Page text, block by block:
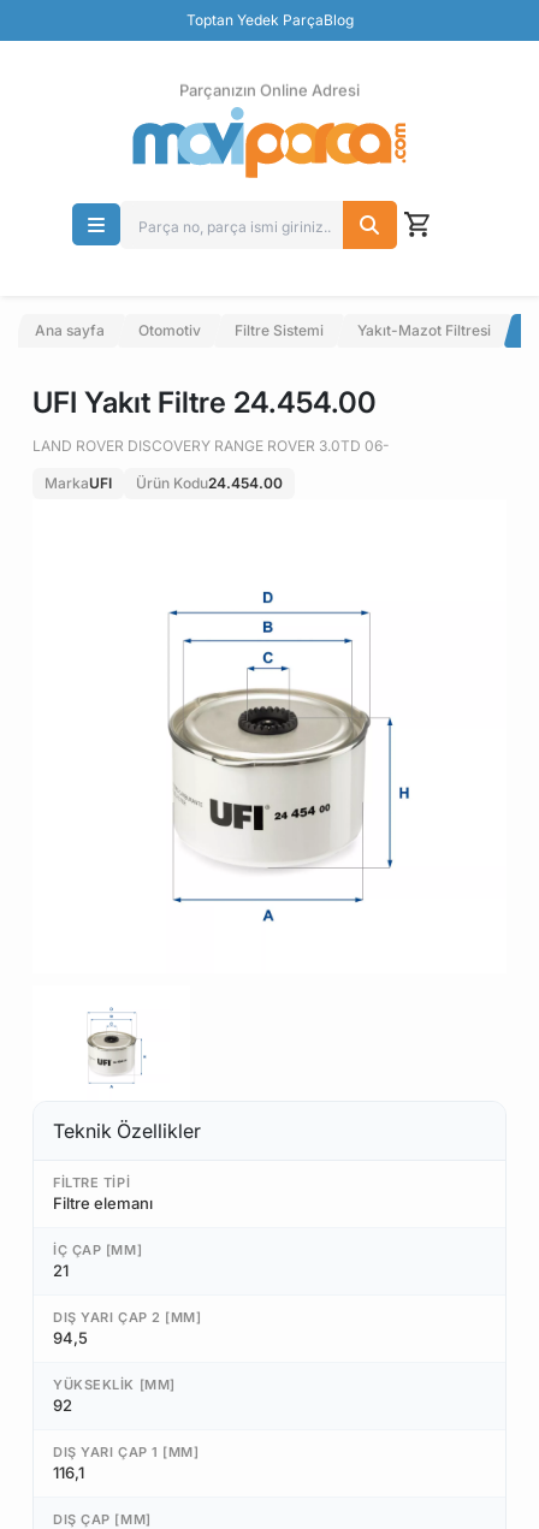
Toptan Yedek ParçaBlog
Ücretsiz İade
Parçanızın Online Adresi
Ana sayfa Otomotiv Filtre Sistemi Yakıt-Mazot Filtresi
UFI Yakıt Filtre 24.454.00
LAND ROVER DISCOVERY RANGE ROVER 3.0TD 06-
MarkaUFI Ürün Kodu24.454.00
Teknik Özellikler
FILTRE TIPI
Filtre elemanı
İÇ ÇAP [MM]
21
DIŞ YARI ÇAP 2 [MM]
94,5
YÜKSEKLIK [MM]
92
DIŞ YARI ÇAP 1 [MM]
116,1
DIŞ ÇAP [MM]